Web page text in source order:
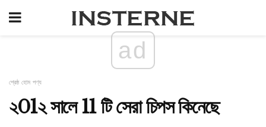
ad
শ্রেষ্ঠ হোম পণ্য
২01২ সালে 11 টি সেরা চিপস কিনেছে